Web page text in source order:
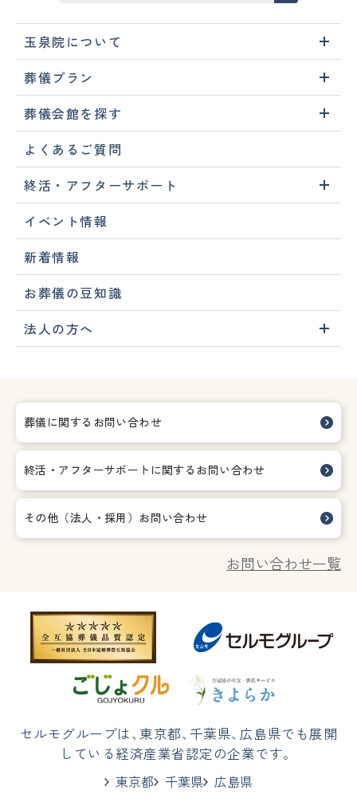
玉泉院について
葬儀プラン
葬儀会館を探す
よくあるご質問
終活・アフターサポート
イベント情報
新着情報
お葬儀の豆知識
法人の方へ
葬儀に関するお問い合わせ
終活・アフターサポートに関する お問い合わせ
その他（法人・採用）お問い合わせ
お問い合わせ一覧
セルモグループは、東京都、 千葉県、 広島県でも展開
している経済産業省認定の企業です。
東京都
千葉県 広島県